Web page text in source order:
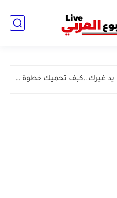
سلاح في يد غيرك..كيف تحميك خطوة واحدة من كابوس "الشرائح...